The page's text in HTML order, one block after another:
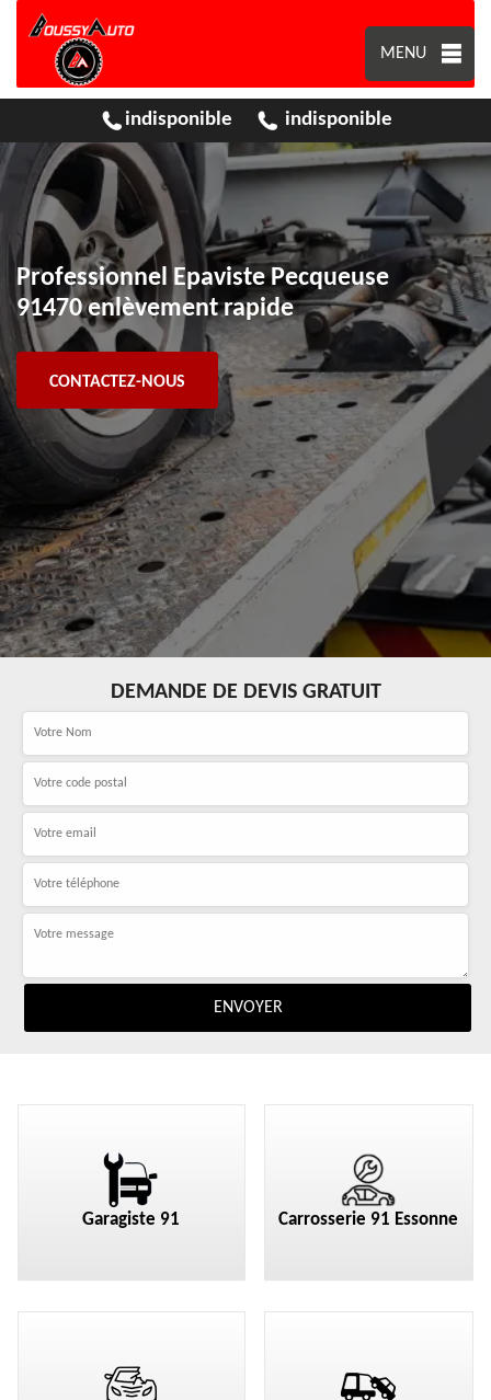
MENU
indisponible indisponible
Professionnel Epaviste Pecqueuse
91470 enlèvement rapide
CONTACTEZ-NOUS
DEMANDE DE DEVIS GRATUIT
Garagiste 91 Carrosserie 91 Essonne